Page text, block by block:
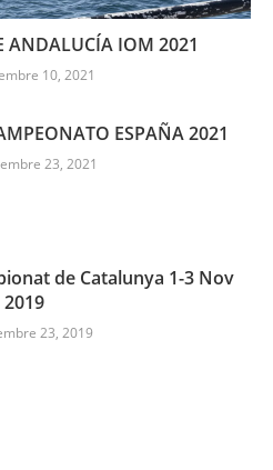
ANDALUCÍA IOM 2021
10, 2021
ESPAÑA 2021
23, 2021
de Catalunya 1-3 Nov
2019
23, 2019